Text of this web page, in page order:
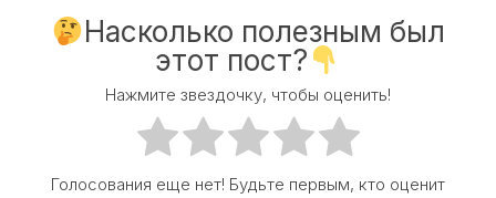
Насколько полезным был
этот пост?
Нажмите звездочку, чтобы оценить!
Голосования еще нет! Будьте первым, кто оценит